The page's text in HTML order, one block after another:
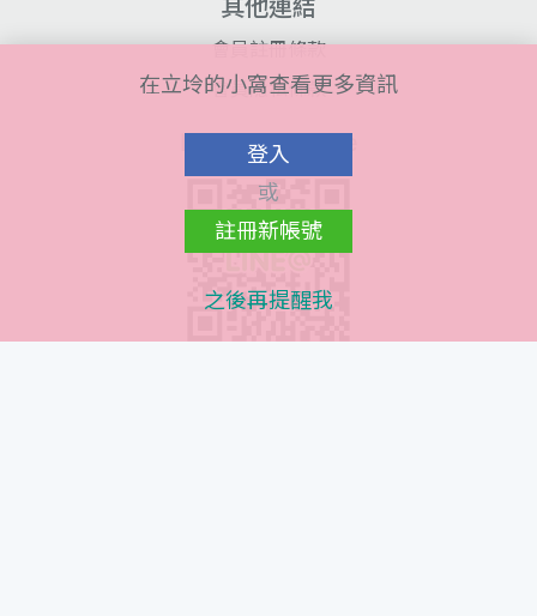
其他連結
會員註冊條款
會員隱私條款
Line@ QR Code
在立坽的小窩查看更多資訊
登入
或
註冊新帳號
之後再提醒我